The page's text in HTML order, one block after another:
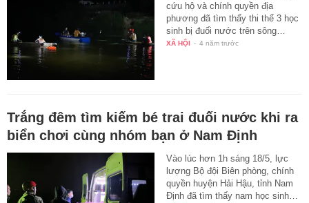
cứu hộ và chính quyền địa
phương đã tìm thấy thi thể 3 học
sinh bị đuối nước trên sông…
XÃ HỘI - 4 năm trước
Trắng đêm tìm kiếm bé trai đuối nước khi ra
biển chơi cùng nhóm bạn ở Nam Định
Vào lúc hơn 1h sáng 18/5, lực
lượng Bộ đội Biên phòng, chính
quyền huyện Hải Hậu, tỉnh Nam
Định đã tìm thấy nam học sinh…